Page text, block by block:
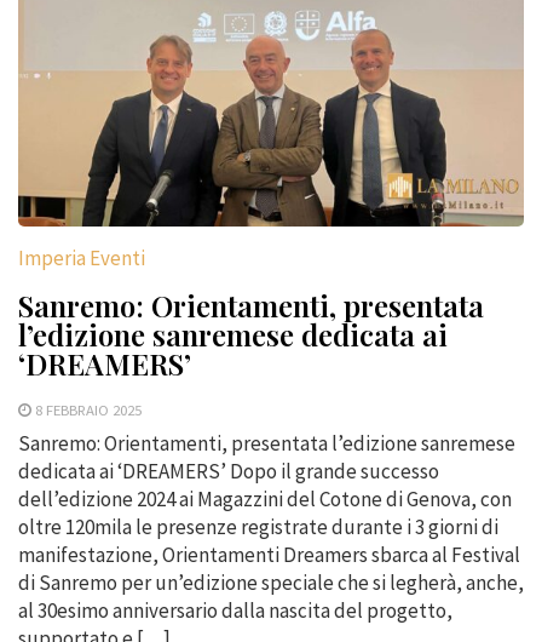
Imperia Eventi
Sanremo: Orientamenti, presentata
l’edizione sanremese dedicata ai
‘DREAMERS’
8 FEBBRAIO 2025
Sanremo: Orientamenti, presentata l’edizione sanremese
dedicata ai ‘DREAMERS’ Dopo il grande successo
dell’edizione 2024 ai Magazzini del Cotone di Genova, con
oltre 120mila le presenze registrate durante i 3 giorni di
manifestazione, Orientamenti Dreamers sbarca al Festival
di Sanremo per un’edizione speciale che si legherà, anche,
al 30esimo anniversario dalla nascita del progetto,